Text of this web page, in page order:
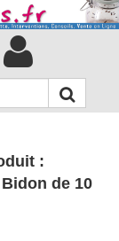
:
de 10